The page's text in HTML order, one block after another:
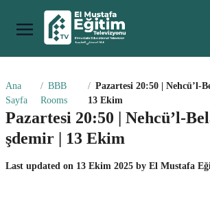
Ana
Sayfa
BBB
Rooms
Pazartesi 20:50 | Nehcü’l-
13 Ekim
Pazartesi 20:50 | Nehcü’l-
şdemir | 13 Ekim
Last updated on 13 Ekim 2025 by El Mustafa